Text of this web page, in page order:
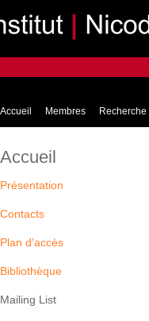
Accueil Membres Recherche
Accueil
Présentation
Contacts
Plan d’accès
Bibliothèque
Mailing List